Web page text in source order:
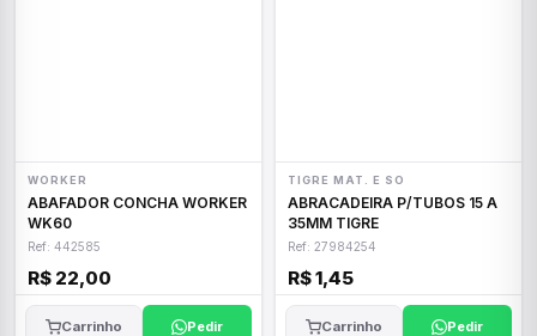
WORKER
ABAFADOR CONCHA WORKER
WK60
Ref: 442585
R$ 22,00
Carrinho Pedir
TIGRE MAT. E SO
ABRACADEIRA P/TUBOS 15 A
35MM TIGRE
Ref: 27984254
R$ 1,45
Carrinho Pedir